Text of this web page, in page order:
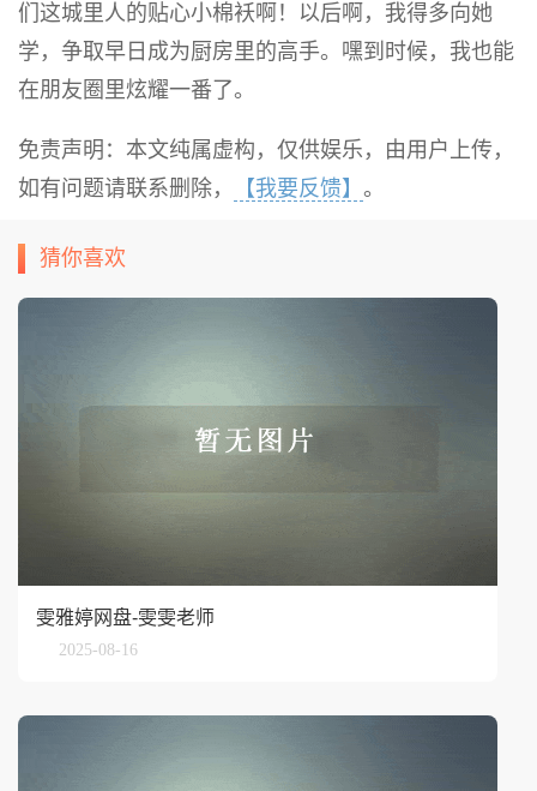
们这城里人的贴心小棉袄啊！以后啊，我得多向她
学，争取早日成为厨房里的高手。嘿到时候，我也能
在朋友圈里炫耀一番了。
免责声明：本文纯属虚构，仅供娱乐，由用户上传，
如有问题请联系删除，
【我要反馈】 。
猜你喜欢
雯雅婷网盘-雯雯老师
2025-08-16